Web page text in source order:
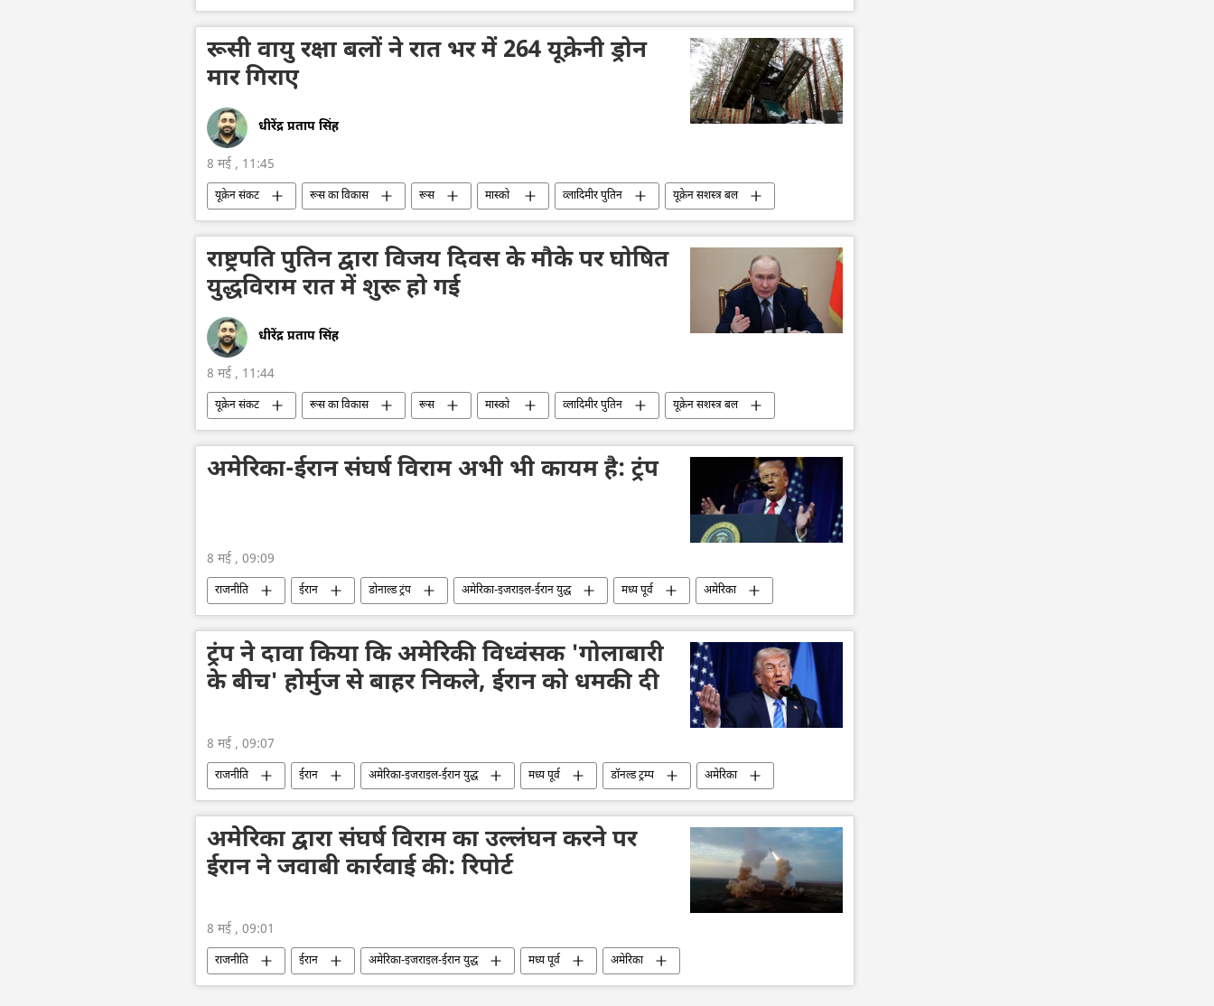
राष्ट्रीय सुरक्षा
वायु रक्षा
रूसी वायु रक्षा बलों ने रात भर में 264 यूक्रेनी ड्रोन
मार गिराए
धीरेंद्र प्रताप सिंह
8 मई , 11:45
यूक्रेन संकट रूस का विकास रूस मास्को व्लादिमीर पुतिन
यूक्रेन सशस्त्र बल
यूक्रेन
यूक्रेन का जवाबी हमला ड्रोन ड्रोन हमला वायु रक्षा
रूसी सेना
रूस की विजय दिवस परेड
रूस में विजय दिवस विशेष सैन्य अभियान
राष्ट्रपति पुतिन द्वारा विजय दिवस के मौके पर घोषित
युद्धविराम रात में शुरू हो गई
धीरेंद्र प्रताप सिंह
8 मई , 11:44
यूक्रेन संकट रूस का विकास रूस मास्को व्लादिमीर पुतिन
यूक्रेन सशस्त्र बल
यूक्रेन
ड्रोन ड्रोन हमला वोलोडिमिर ज़ेलेंस्की
विशेष सैन्य अभियान
रूस की विजय दिवस परेड
रूस में विजय दिवस
अमेरिका-ईरान संघर्ष विराम अभी भी कायम है: ट्रंप
8 मई , 09:09
राजनीति ईरान डोनाल्ड ट्रंप अमेरिका-इजराइल-ईरान युद्ध मध्य पूर्व अमेरिका
ट्रंप ने दावा किया कि अमेरिकी विध्वंसक 'गोलाबारी
के बीच' होर्मुज से बाहर निकले, ईरान को धमकी दी
8 मई , 09:07
राजनीति ईरान अमेरिका-इजराइल-ईरान युद्ध मध्य पूर्व डॉनल्ड ट्रम्प अमेरिका
अमेरिका द्वारा संघर्ष विराम का उल्लंघन करने पर
ईरान ने जवाबी कार्रवाई की: रिपोर्ट
8 मई , 09:01
राजनीति ईरान अमेरिका-इजराइल-ईरान युद्ध मध्य पूर्व अमेरिका